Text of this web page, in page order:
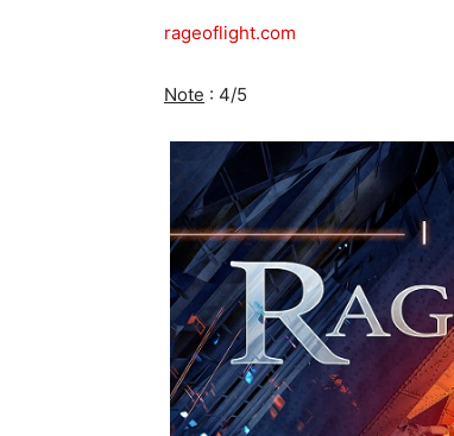
rageoflight.com
Note : 4/5